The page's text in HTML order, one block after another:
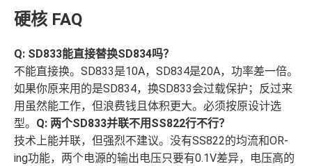
硬核 FAQ
Q: SD833能直接替换SD834吗？
不能直接换。SD833是10A，SD834是20A，功率差一倍。
如果你原来用的是SD834，换SD833会过载保护；反过来
用虽然能工作，但浪费钱且体积更大。必须按原设计选
型。 Q: 两个SD833并联不用SS822行不行？
技术上能并联，但强烈不建议。没有SS822的均流和OR-
ing功能，两个电源的输出电压只要有0.1V差异，电压高的